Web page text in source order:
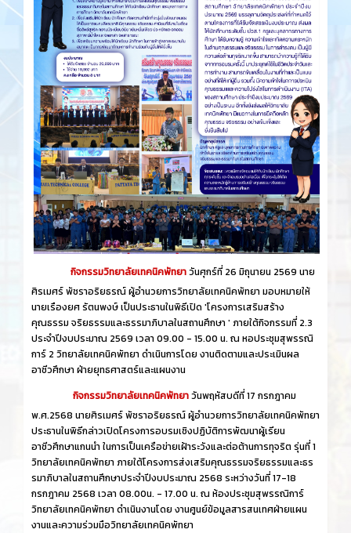
กิจกรรมวิทยาลัยเทคนิคพัทยาวันศุกร์​ที่ 26 ​มิถุนายน​ 2569 นาย
ศิรเมศร์ พัชราอริยธรณ์ ผู้อำนวยการวิทยาลัยเทคนิคพัทยา มอบหมายให้
นายเรืองยศ รัตนพงษ์ เป็นประธานในพิธีเปิด 'โครงการเสริมสร้าง
คุณธรรม จริยธรรมและธรรมาภิบาลในสถานศึกษา ' ภายใต้กิจกรรมที่ 2.3
ประจำปีงบประมาณ 2569 เวลา 09.00 - 15.00 น. ณ หอประชุมสุพรรณิ
การ์ 2 วิทยาลัยเทคนิคพัทยา ดำเนินการโดย งานติดตามและประเมินผล
อาชีวศึกษา ฝ่ายยุทธศาสตร์และแผนงาน
กิจกรรมวิทยาลัยเทคนิคพัทยาวันพฤหัสบดีที่ 17 กรกฎาคม
พ.ศ.2568 นายศิรเมศร์ พัชราอริยธรณ์ ผู้อำนวยการวิทยาลัยเทคนิคพัทยา
ประธานในพิธีกล่าวเปิดโครงการอบรมเชิงปฏิบัติการพัฒนาผู้เรียน
อาชีวศึกษาแกนนำ ในการเป็นเครือข่ายเฝ้าระวังและต่อต้านการทุจริต รุ่นที่ 1
วิทยาลัยเทคนิคพัทยา ภายใต้โครงการส่งเสริมคุณธรรมจริยธรรมและธร
รมาภิบาลในสถานศึกษาประจำปีงบประมาณ 2568 ระหว่างวันที่ 17-18
กรกฎาคม 2568 เวลา 08.00น. - 17.00 น. ณ ห้องประชุมสุพรรณิการ์
วิทยาลัยเทคนิคพัทยา ดำเนินงานโดย งานศูนย์ข้อมูลสารสนเทศฝ่ายแผน
งานและความร่วมมือวิทยาลัยเทคนิคพัทยา